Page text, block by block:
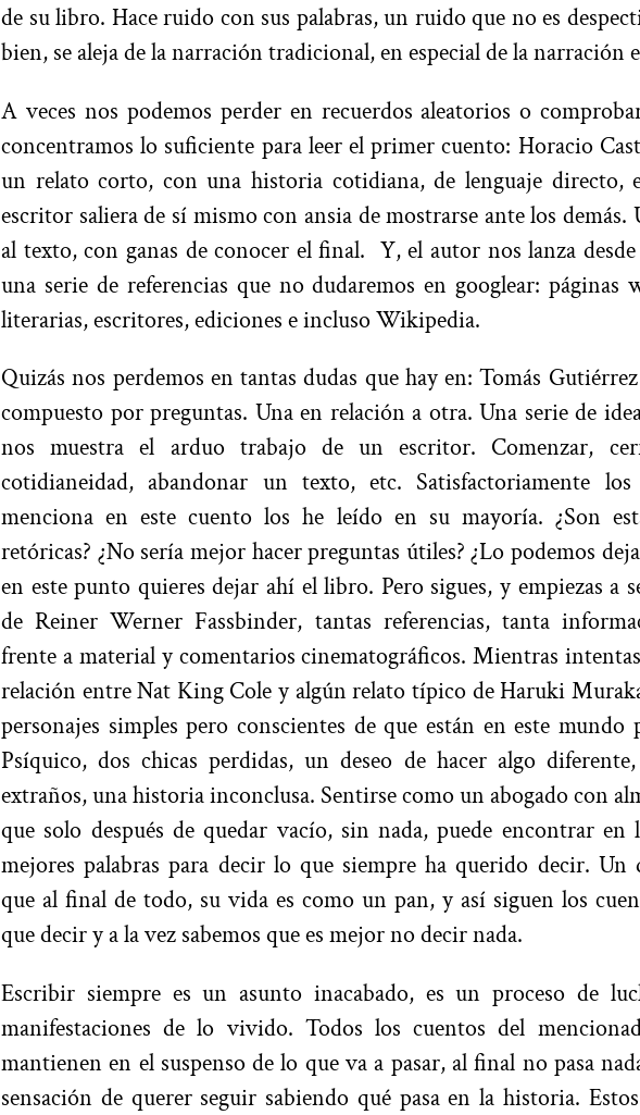
de su libro. Hace ruido con sus palabras, un ruido que no es
bien, se aleja de la narración tradicional, en especial de la narración
A veces nos podemos perder en recuerdos aleatorios o
concentramos lo suficiente para leer el primer cuento: Horacio
un relato corto, con una historia cotidiana, de lenguaje directo,
escritor saliera de sí mismo con ansia de mostrarse ante los demás.
al texto, con ganas de conocer el final. Y, el autor nos lanza
una serie de referencias que no dudaremos en googlear: páginas
literarias, escritores, ediciones e incluso Wikipedia.
Quizás nos perdemos en tantas dudas que hay en: Tomás
compuesto por preguntas. Una en relación a otra. Una serie de
nos muestra el arduo trabajo de un escritor. Comenzar,
cotidianeidad, abandonar un texto, etc. Satisfactoriamente
menciona en este cuento los he leído en su mayoría. ¿Son
retóricas? ¿No sería mejor hacer preguntas útiles? ¿Lo podemos
en este punto quieres dejar ahí el libro. Pero sigues, y empiezas a
de Reiner Werner Fassbinder, tantas referencias, tanta
frente a material y comentarios cinematográficos. Mientras
relación entre Nat King Cole y algún relato típico de Haruki
personajes simples pero conscientes de que están en este mundo
Psíquico, dos chicas perdidas, un deseo de hacer algo
extraños, una historia inconclusa. Sentirse como un abogado con
que solo después de quedar vacío, sin nada, puede encontrar en
mejores palabras para decir lo que siempre ha querido decir. Un
que al final de todo, su vida es como un pan, y así siguen los
que decir y a la vez sabemos que es mejor no decir nada.
Escribir siempre es un asunto inacabado, es un proceso de
manifestaciones de lo vivido. Todos los cuentos del
mantienen en el suspenso de lo que va a pasar, al final no pasa
sensación de querer seguir sabiendo qué pasa en la historia.